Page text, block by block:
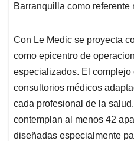
Barranquilla como referente
Con Le Medic se proyecta
como epicentro de
especializados. El complejo
consultorios médicos
cada profesional de la
contemplan al menos 42
diseñadas especialmente